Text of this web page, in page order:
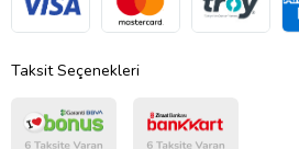
Taksit Seçenekleri